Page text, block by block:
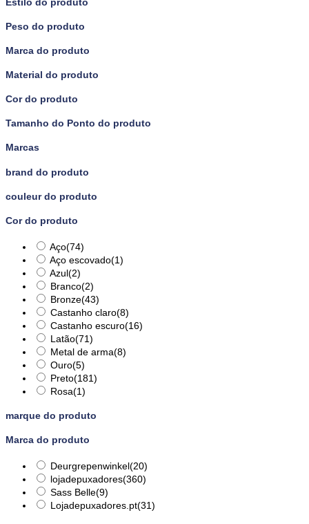
Peso do produto
Marca do produto
Material do produto
Cor do produto
Tamanho do Ponto do produto
Marcas
brand do produto
couleur do produto
Cor do produto
Aço(74)
Aço escovado(1)
Azul(2)
Branco(2)
Bronze(43)
Castanho claro(8)
Castanho escuro(16)
Latão(71)
Metal de arma(8)
Ouro(5)
Preto(181)
Rosa(1)
marque do produto
Marca do produto
Deurgrepenwinkel(20)
lojadepuxadores(360)
Sass Belle(9)
Lojadepuxadores.pt(31)